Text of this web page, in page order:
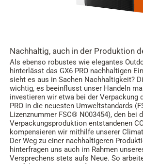
Nachhaltig, auch in der Produktion
Als ebenso robustes wie elegantes
hinterlässt das GX6 PRO nachhaltigen
sieht es aus in Sachen Nachhaltigkeit?
wichtig, es beeinflusst unser Handeln
investieren wir etwa bei der Verpackung
PRO in die neuesten Umweltstandards
Lizenznummer FSC® N003454), den bei
Verpackungsproduktion entstandenen
kompensieren wir mithilfe unserer
Der Weg zu einer nachhaltigeren
hinterfragen uns auch im Rahmen
Versprechens stets aufs Neue. So